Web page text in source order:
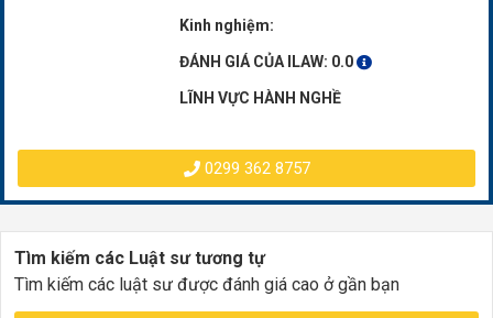
Kinh nghiệm:
ĐÁNH GIÁ CỦA ILAW: 0.0
LĨNH VỰC HÀNH NGHỀ
0299 362 8757
Tìm kiếm các Luật sư tương tự
Tìm kiếm các luật sư được đánh giá cao ở gần bạn